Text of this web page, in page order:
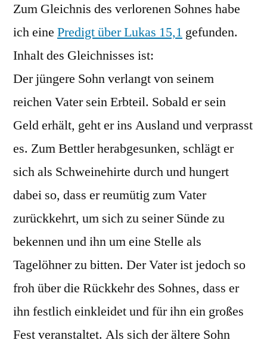
Zum Gleichnis des verlorenen Sohnes habe
ich eine Predigt über Lukas 15,1 gefunden.
Inhalt des Gleichnisses ist:
Der jüngere Sohn verlangt von seinem
reichen Vater sein Erbteil. Sobald er sein
Geld erhält, geht er ins Ausland und verprasst
es. Zum Bettler herabgesunken, schlägt er
sich als Schweinehirte durch und hungert
dabei so, dass er reumütig zum Vater
zurückkehrt, um sich zu seiner Sünde zu
bekennen und ihn um eine Stelle als
Tagelöhner zu bitten. Der Vater ist jedoch so
froh über die Rückkehr des Sohnes, dass er
ihn festlich einkleidet und für ihn ein großes
Fest veranstaltet. Als sich der ältere Sohn